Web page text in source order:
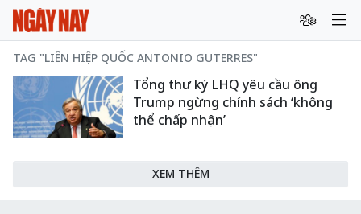
TAG "LIÊN HIỆP QUỐC ANTONIO GUTERRES"
Tổng thư ký LHQ yêu cầu ông
Trump ngừng chính sách ‘không
thể chấp nhận’
XEM THÊM